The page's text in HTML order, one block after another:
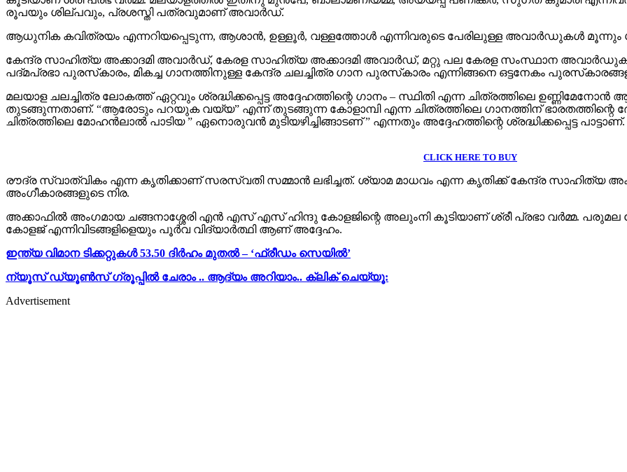
രൂപയും ശില്പവും, പ്രശസ്തി പത്രവുമാണ് അവാർഡ്.
ആധുനിക കവിത്രയം എന്നറിയപ്പെടുന്ന, ആശാൻ, ഉള്ളൂർ, വള്ളത്തോൾ എന്നിവരുടെ പേരിലുള്ള അവാർഡുകൾ മൂന്നും ശ്രീ
കേന്ദ്ര സാഹിത്യ അക്കാദമി അവാർഡ്, കേരള സാഹിത്യ അക്കാദമി അവാർഡ്, മറ്റു പല കേരള സംസ്ഥാന
പദ്മപ്രഭാ പുരസ്‍കാരം, മികച്ച ഗാനത്തിനുള്ള കേന്ദ്ര ചലച്ചിത്ര ഗാന പുരസ്‌കാരം എന്നിങ്ങനെ ഒട്ടനേകം
മലയാള ചലച്ചിത്ര ലോകത്ത് ഏറ്റവും ശ്രദ്ധിക്കപ്പെട്ട അദ്ദേഹത്തിന്റെ ഗാനം – സ്ഥിതി എന്ന ചിത്രത്തിലെ
തുടങ്ങുന്നതാണ്. “ആരോടും പറയുക വയ്യ” എന്ന് തുടങ്ങുന്ന കോളാമ്പി എന്ന ചിത്രത്തിലെ ഗാനത്തിന് ഭാരതത്തിന്റെ
ചിത്രത്തിലെ മോഹൻലാൽ പാടിയ ” ഏനൊരുവൻ മുടിയഴിച്ചിങ്ങാടണ് ” എന്നതും അദ്ദേഹത്തിന്റെ ശ്രദ്ധിക്കപ്പെട്ട പാട്ടാണ്.
CLICK HERE TO BUY
രൗദ്ര സ്വാത്വികം എന്ന കൃതിക്കാണ് സരസ്വതി സമ്മാൻ ലഭിച്ചത്. ശ്യാമ മാധവം എന്ന കൃതിക്ക് കേന്ദ്ര സാഹിത്യ
അംഗീകാരങ്ങളുടെ നിര.
അക്കാഫിൽ അംഗമായ ചങ്ങനാശ്ശേരി എൻ എസ് എസ് ഹിന്ദു കോളജിന്റെ അലുംനി കൂടിയാണ് ശ്രീ പ്രഭാ വർമ്മ.
കോളജ് എന്നിവിടങ്ങളിളെയും പൂർവ വിദ്യാർത്ഥി ആണ് അദ്ദേഹം.
ഇന്ത്യ വിമാന ടിക്കറ്റുകൾ 53.50 ദിർഹം മുതൽ – ‘ഫ്രീഡം സെയിൽ’
ന്യൂസ് ഡ്യൂൺസ് ഗ്രൂപ്പിൽ ചേരാം .. ആദ്യം അറിയാം.. ക്ലിക് ചെയ്യൂ:
Advertisement